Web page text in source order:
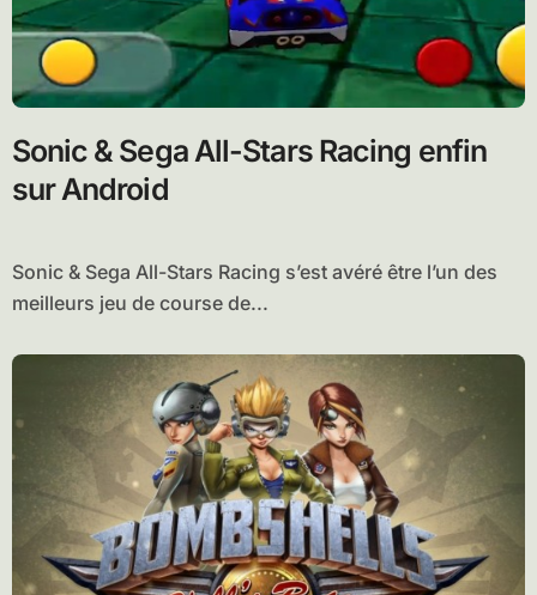
Sonic & Sega All-Stars Racing enfin
sur Android
Sonic & Sega All-Stars Racing s’est avéré être l’un des
meilleurs jeu de course de...